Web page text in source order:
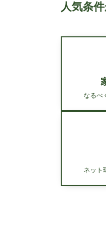
人気条
なるべ
ネット